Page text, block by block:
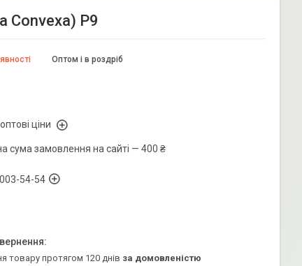
Convexa) Р9
Оптом і в роздріб
ціни
сума замовлення на сайті — 400 ₴
54-54
товару протягом 120 днів за домовленістю